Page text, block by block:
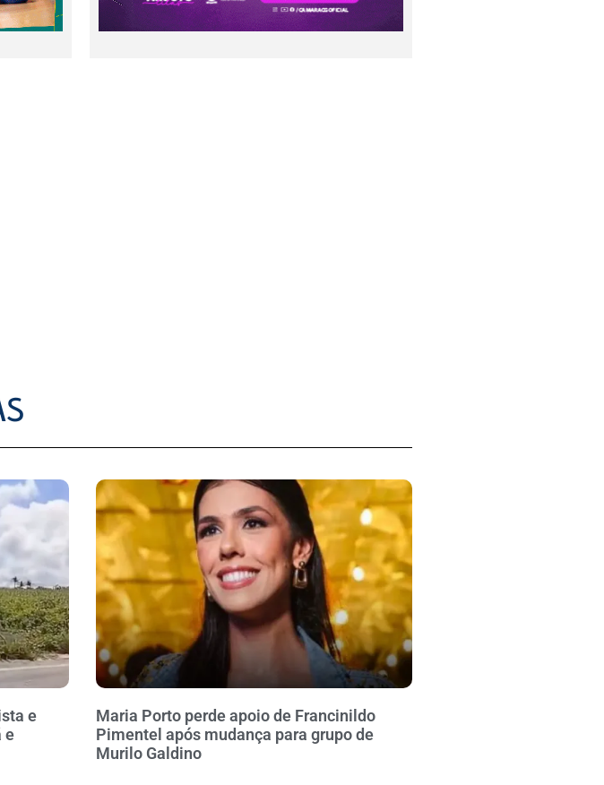
e
e
Maria Porto perde apoio de Francinildo
Pimentel após mudança para grupo de
Murilo Galdino